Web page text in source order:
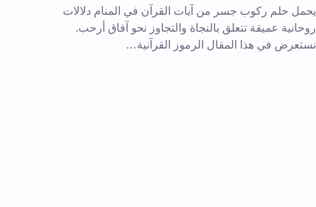
يحمل حلم ركوب جسر من آيات القرآن في المنام دلالات
روحانية عميقة تتعلق بالنجاة والتجاوز نحو آفاق أرحب.
نستعرض في هذا المقال الرموز القرآنية…